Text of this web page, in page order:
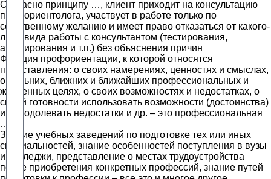
Согласно принципу …, клиент приходит на консультацию
профориентолога, участвует в работе только по
собственному желанию и имеет право отказаться от какого-
либо вида работы с консультантом (тестирования,
анкетирования и т.п.) без объяснения причин
Функция профориентации, к которой относятся
представления: о своих намерениях, ценностях и смыслах,
о дальних, ближних и ближайших профессиональных и
жизненных целях, о своих возможностях и недостатках, о
своей готовности использовать возможности (достоинства)
и преодолевать недостатки и др. – это профессиональная
…
Знание учебных заведений по подготовке тех или иных
специальностей, знание особенностей поступления в вузы
и колледжи, представление о местах трудоустройства
после приобретения конкретных профессий, знание путей